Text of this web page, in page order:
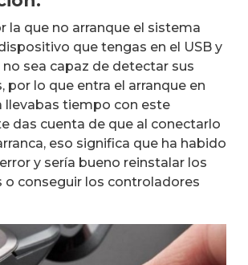
la que no arranque el sistema
que tengas en el USB y
sea capaz de detectar sus
por lo que entra el arranque en
llevabas tiempo con este
das cuenta de que al conectarlo
eso significa que ha habido
y sería bueno reinstalar los
o conseguir los controladores